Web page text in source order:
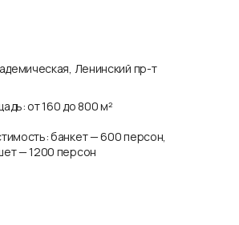
Ленинский пр-т
банкет — 600 персон,
— 1200 персон
от 160 до 800 м²